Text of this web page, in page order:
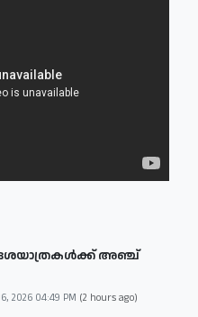
അഞ്ച്
2026 04:49 PM (2 hours ago)